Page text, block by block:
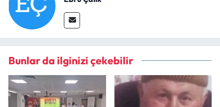
Bunlar da ilginizi çekebilir